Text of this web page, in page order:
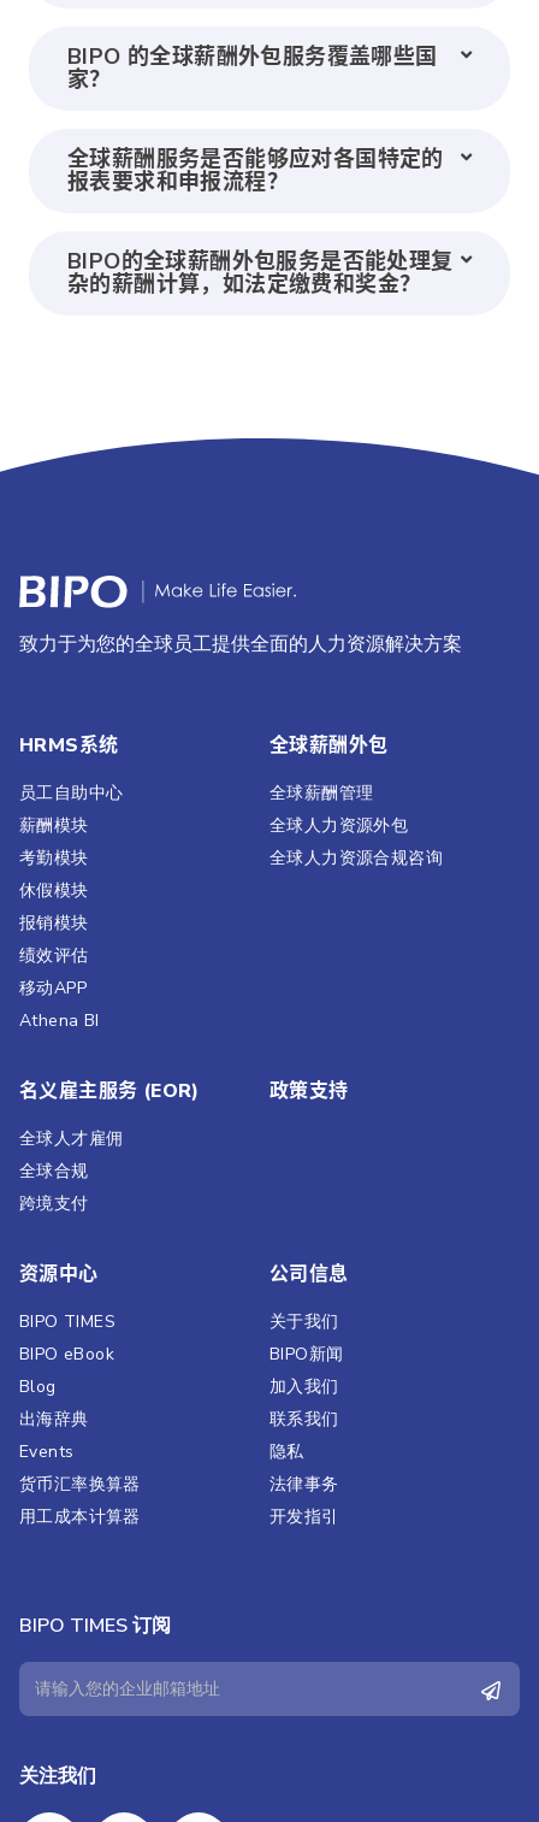
BIPO 的全球薪酬外包服务覆盖哪些国
家？
全球薪酬服务是否能够应对各国特定的
报表要求和申报流程？
BIPO的全球薪酬外包服务是否能处理复
杂的薪酬计算，如法定缴费和奖金？
致力于为您的全球员工提供全面的人力资源解决方案
HRMS系统
员工自助中心
薪酬模块
考勤模块
休假模块
报销模块
绩效评估​
移动APP
Athena BI
全球薪酬外包
全球薪酬管理
全球人力资源外包
全球人力资源合规咨询
名义雇主服务 (EOR)
全球人才雇佣
全球合规
跨境支付
政策支持
资源中心
BIPO TIMES
BIPO eBook
Blog
出海辞典
Events
货币汇率换算器
用工成本计算器
公司信息
关于我们
BIPO新闻​
加入我们
联系我们
隐私
法律事务
开发指引
BIPO TIMES 订阅
关注我们